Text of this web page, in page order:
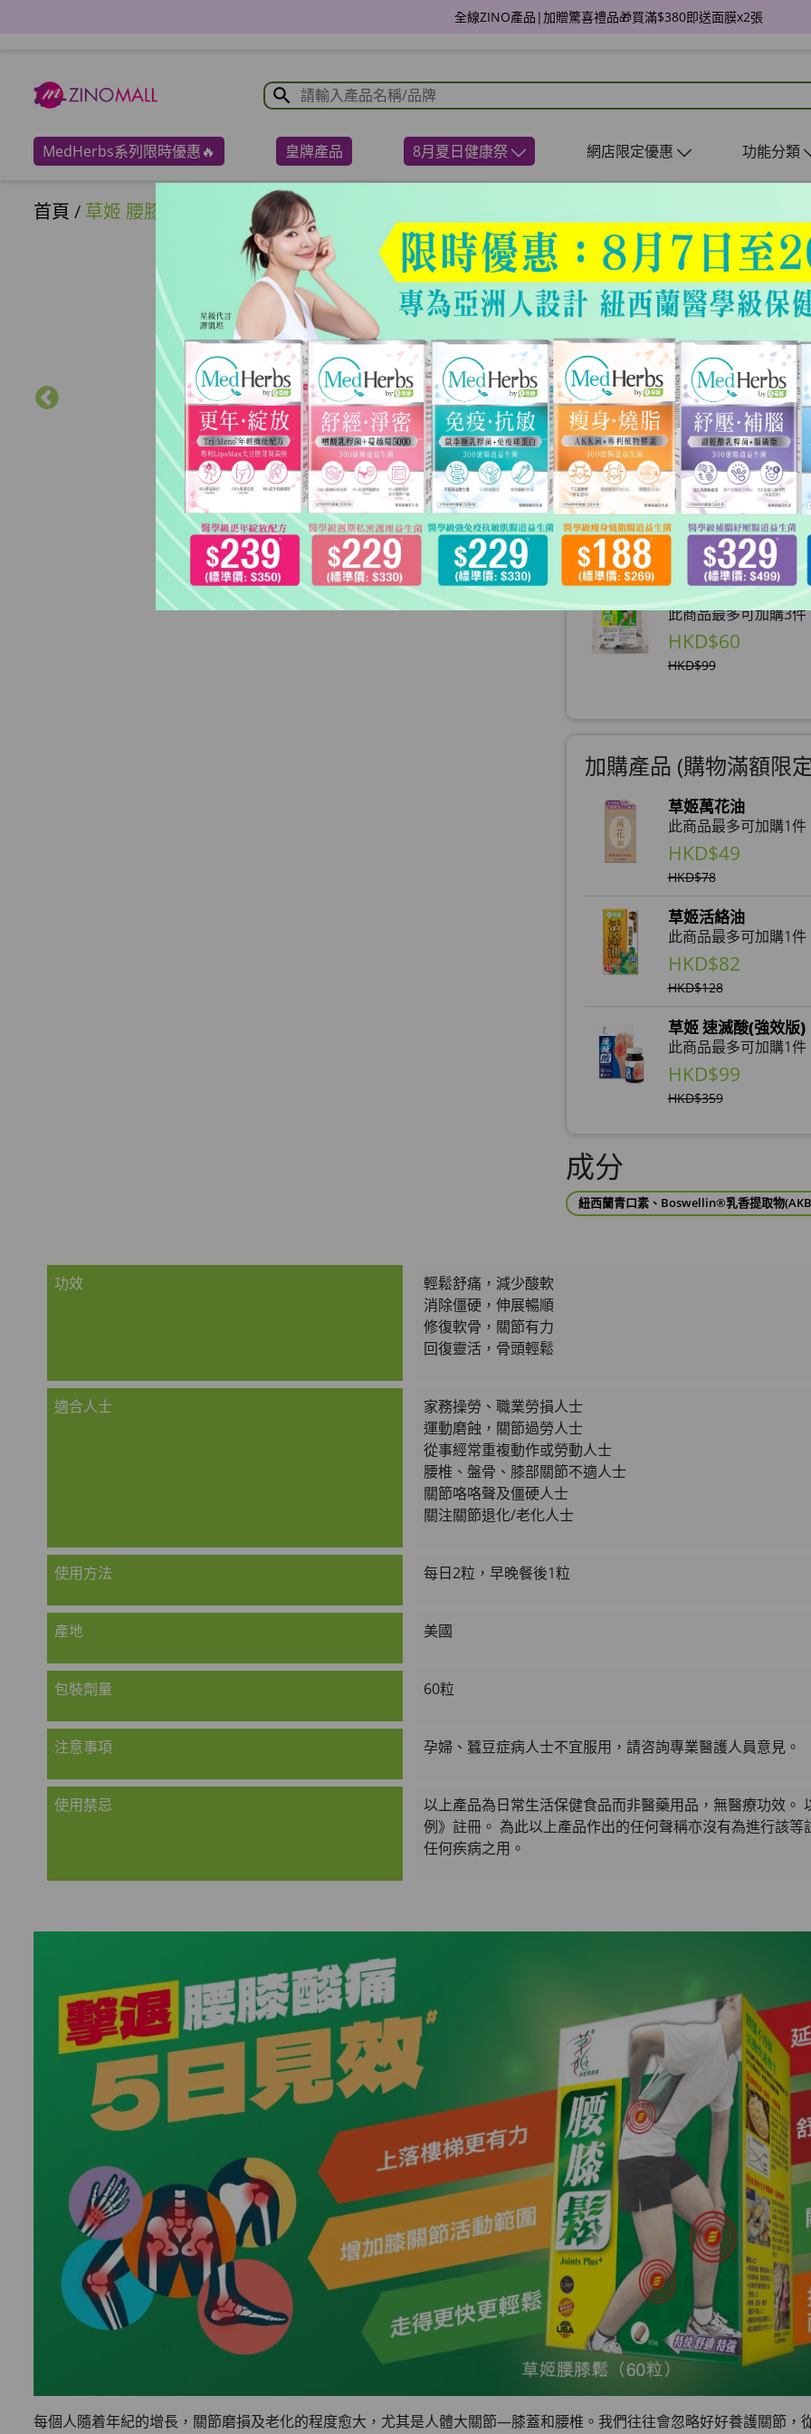
全線ZINO產品|加贈驚喜禮品🎁買滿$380即送面膜x2張
MedHerbs系列限時優惠🔥 皇牌產品 8月夏日健康祭 網店限定優惠 功能分類
首頁 / 草姬 腰膝鬆
草姬 腰膝鬆
5天擊退腰膝痠痛*
HKD$185 HKD$359
1件: HKD$185/件
數量 加入購物車
加購產品
草姬 鎮痛貼
此商品最多可加購3件
HKD$60
HKD$99
加購產品 (購物滿額限
草姬萬花油
此商品最多可加購1件
HKD$49
HKD$78
草姬活絡油
此商品最多可加購1件
HKD$82
HKD$128
草姬 速滅酸(強效版)
此商品最多可加購1件
HKD$99
HKD$359
HKD$99
成分
紐西蘭青口素、Boswellin®乳香提取物
功效
輕鬆舒痛，減少酸軟
消除僵硬，伸展暢順
修復軟骨，關節有力
回復靈活，骨頭輕鬆
適合人士
家務操勞、職業勞損人士
運動磨蝕，關節過勞人士
從事經常重複動作或勞動人士
腰椎、盤骨、膝部關節不適人士
關節咯咯聲及僵硬人士
關注關節退化/老化人士
使用方法 每日2粒，早晚餐後1粒
產地 美國
包裝劑量 60粒
注意事項 孕婦、蠶豆症病人士不宜服用，請咨詢專業醫護人員意見。
使用禁忌
以上產品為日常生活保健食品而非醫藥用品，無醫療功效
例》註冊。 為此以上產品作出的任何聲稱亦沒有為進行該
任何疾病之用。
每個人隨着年紀的增長，關節磨損及老化的程度愈大，尤其是人體大關節—膝蓋和腰椎。我們往往會忽略好好養護關節，